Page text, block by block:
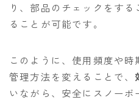
り、部品のチェックをす
ることが可能です。
このように、使用頻度や
管理方法を変えることで、
いながら、安全にスノー